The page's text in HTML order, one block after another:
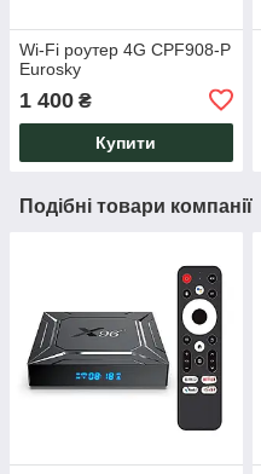
Wi-Fi роутер 4G CPF908-P
Eurosky
1 400 ₴
Купити
Подібні товари компанії